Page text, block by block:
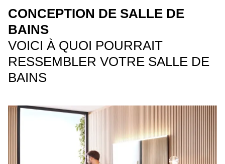
CONCEPTION DE SALLE DE
BAINS
VOICI À QUOI POURRAIT
RESSEMBLER VOTRE SALLE DE
BAINS